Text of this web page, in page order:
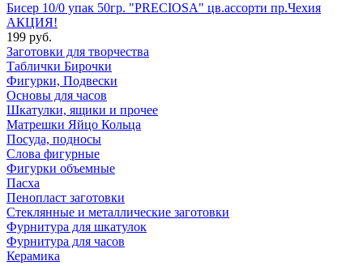
Бисер 10/0 упак 50гр. "PRECIOSA" цв.ассорти пр.Чехия
АКЦИЯ!
199 руб.
Заготовки для творчества
Таблички Бирочки
Фигурки, Подвески
Основы для часов
Шкатулки, ящики и прочее
Матрешки Яйцо Кольца
Посуда, подносы
Слова фигурные
Фигурки объемные
Пасха
Пенопласт заготовки
Стеклянные и металлические заготовки
Фурнитура для шкатулок
Фурнитура для часов
Керамика